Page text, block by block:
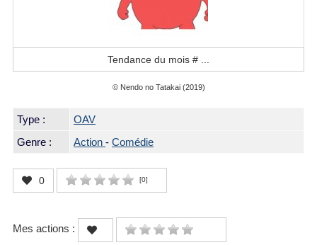
Tendance du mois #
© Nendo no Tatakai (2019)
Type :
OAV
Genre :
Action - Comédie
0 [0]
Mes actions :